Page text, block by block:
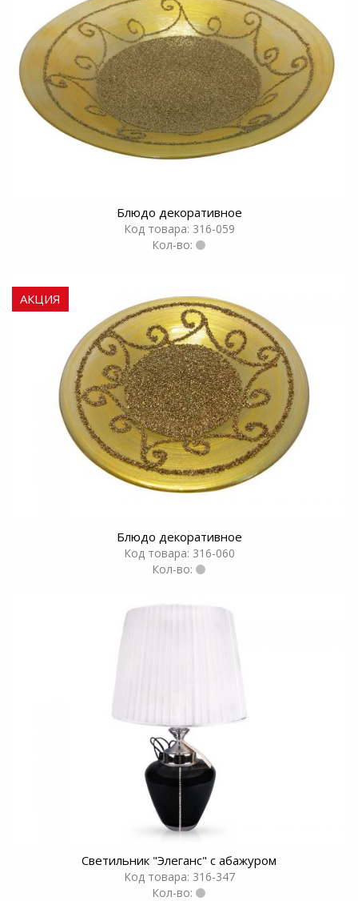
Блюдо декоративное
Код товара: 316-059
Кол-во:
АКЦИЯ
Блюдо декоративное
Код товара: 316-060
Кол-во:
Светильник "Элеганс" с абажуром
Код товара: 316-347
Кол-во: